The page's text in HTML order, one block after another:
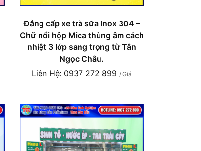
Đẳng cấp xe trà sữa Inox 304 –
Chữ nổi hộp Mica thùng âm cách
nhiệt 3 lớp sang trọng từ Tân
Ngọc Châu.
Liên Hệ: 0937 272 899 / Giá